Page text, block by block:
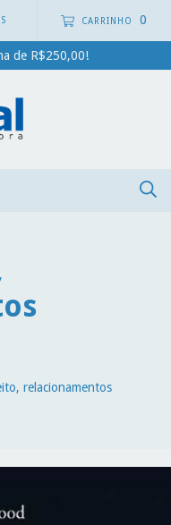
CARRINHO 0
de R$250,00!
relacionamentos